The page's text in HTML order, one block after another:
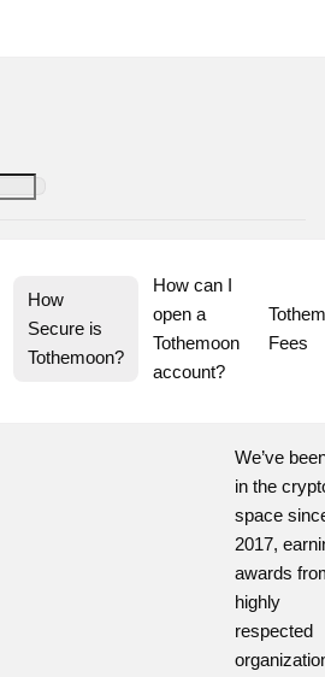
How
Secure is
Tothemoon?
How can I
open a
Tothemoon
account?
Fees
We’ve
in the
space
2017,
awards
highly
respected